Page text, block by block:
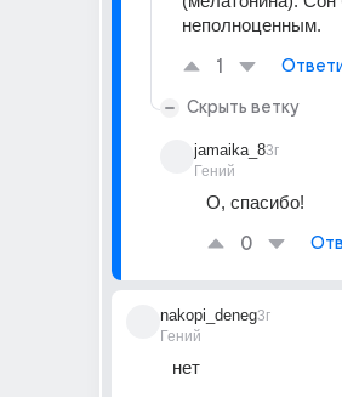
неполноценным.
1
Скрыть ветку
jamaika_8
Гений
3г
О, спасибо!
0
nakopi_deneg
Гений
3г
нет